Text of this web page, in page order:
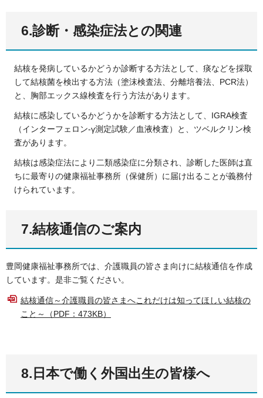
6.診断・感染症法との関連
結核を発病しているかどうか診断する方法として、痰などを採取
して結核菌を検出する方法（塗沫検査法、分離培養法、PCR法）
と、胸部エックス線検査を行う方法があります。
結核に感染しているかどうかを診断する方法として、IGRA検査
（インターフェロン-γ測定試験／血液検査）と、ツベルクリン検
査があります。
結核は感染症法により二類感染症に分類され、診断した医師は直
ちに最寄りの健康福祉事務所（保健所）に届け出ることが義務付
けられています。
7.結核通信のご案内
豊岡健康福祉事務所では、介護職員の皆さま向けに結核通信を作成
しています。是非ご覧ください。
結核通信～介護職員の皆さまへこれだけは知ってほしい結核の
こと～（PDF：473KB）
8.日本で働く外国出生の皆様へ